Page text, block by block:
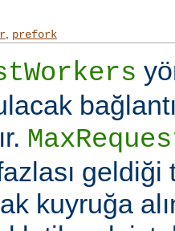
, prefork
bağlantı
kuyruğa